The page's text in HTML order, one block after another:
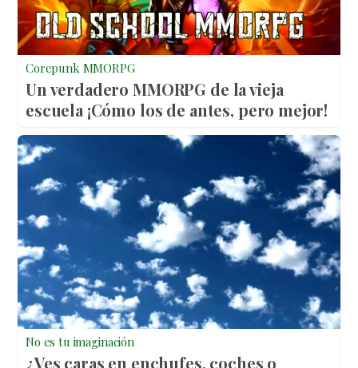
Corepunk MMORPG
Un verdadero MMORPG de la vieja
escuela ¡Cómo los de antes, pero mejor!
No es tu imaginación
¿Ves caras en enchufes, coches o